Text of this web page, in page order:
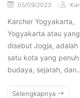
05/09/2023
Karcher Yogyakarta,
Yogyakarta atau
disebut Jogja, adalah
satu kota yang
budaya, sejarah,
Selengkapnya